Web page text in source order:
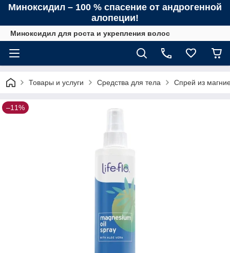
Миноксидил – 100 % спасение от андрогенной
алопеции!
Миноксидил для роста и укрепления волос
Товары и услуги Средства для тела Спрей из
–11%